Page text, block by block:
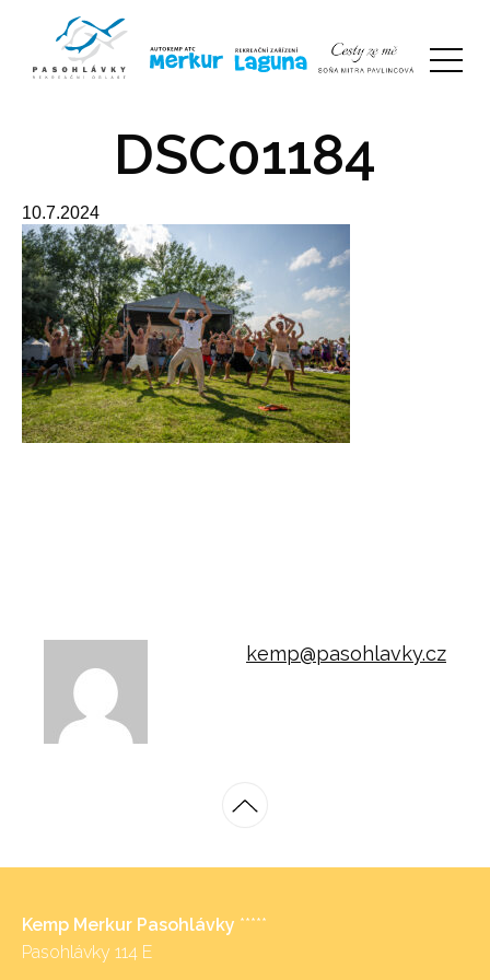
DSC01184
10.7.2024
kemp@pasohlavky.cz
Kemp Merkur Pasohlávky *****
Pasohlávky 114 E